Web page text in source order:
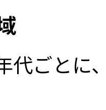
代ごとに